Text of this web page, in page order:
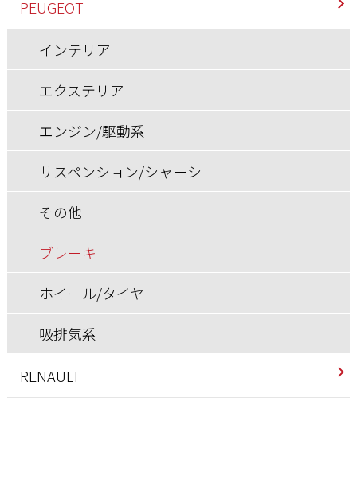
ブレーキ
ホイール/タイヤ
サスペンション/シャーシ
その他
ブレーキ
ホイール/タイヤ
エクステリア
エンジン/駆動系
サスペンション/シャーシ
その他
ブレーキ
ホイール/タイヤ
吸排気系
快適装備
インテリア
エクステリア
エンジン/駆動系
サスペンション/シャーシ
ブレーキ
ホイール/タイヤ
PEUGEOT
インテリア
エクステリア
エンジン/駆動系
サスペンション/シャーシ
その他
ブレーキ
ホイール/タイヤ
吸排気系
RENAULT